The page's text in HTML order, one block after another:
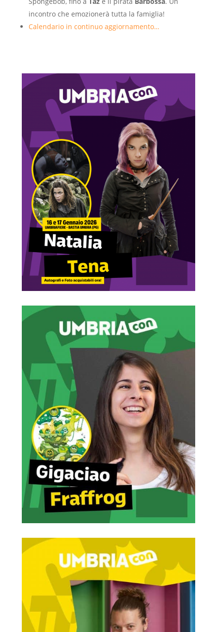
incontro che emozionerà tutta la famiglia!
Calendario in continuo aggiornamento…